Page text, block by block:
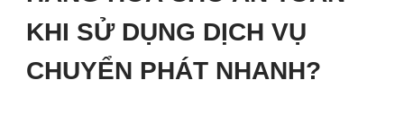
KHI SỬ DỤNG DỊCH VỤ
CHUYỂN PHÁT NHANH?